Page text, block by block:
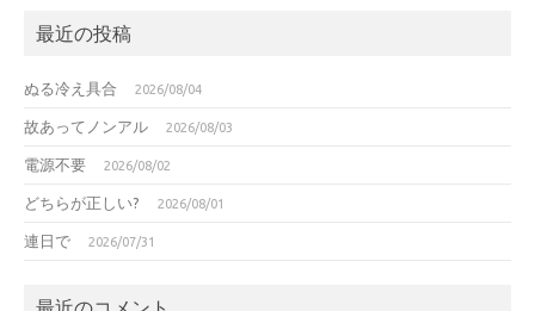
最近の投稿
ぬる冷え具合 2026/08/04
故あってノンアル 2026/08/03
電源不要 2026/08/02
どちらが正しい? 2026/08/01
連日で 2026/07/31